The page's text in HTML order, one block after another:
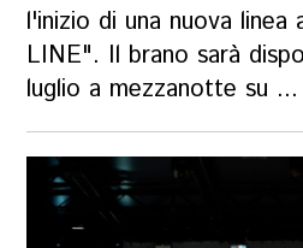
l'inizio di una nuova
LINE". Il brano sarà
luglio a mezzanotte su ...